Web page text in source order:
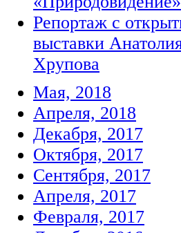
Репортаж с
выставки
Хрупова
Мая, 2018
Апреля, 2018
Декабря, 2017
Октября, 2017
Сентября, 2017
Апреля, 2017
Февраля, 2017